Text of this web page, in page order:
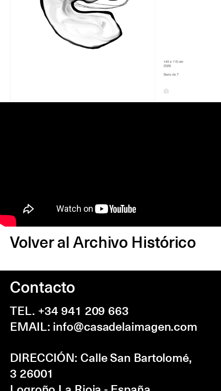
Volver al Archivo Histórico
Contacto
TEL. +34 941 209 663
EMAIL: info@casadelaimagen.com
DIRECCIÓN: Calle San Bartolomé,
3 26001